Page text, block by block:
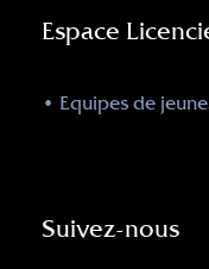
Espace
• Equipes de
Suivez-nous